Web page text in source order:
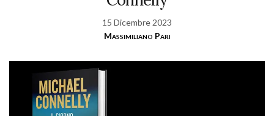
15 Dicembre 2023
Massimiliano Pari